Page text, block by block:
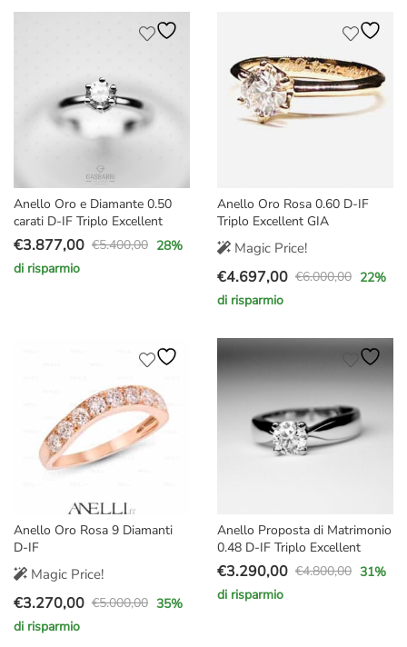
Anello Oro e Diamante 0.50
carati D-IF Triplo Excellent
€5.400,00
Il
prezzo
€3.877,00
Il
prezzo
28%
di risparmio
Anello Oro Rosa 0.60 D-IF
Triplo Excellent GIA
Magic Price!
€6.000,00
Il
prezzo
€6.000,00.
€4.697,00
Il
prezzo
€4.697,00.
22%
di risparmio
Anello Oro Rosa 9 Diamanti
D-IF
Magic Price!
€5.000,00
Il
prezzo
€3.270,00
Il
prezzo
35%
di risparmio
Anello Proposta di Matrimonio
0.48 D-IF Triplo Excellent
€4.800,00
Il
prezzo
€3.290,00
Il
prezzo
31%
di risparmio